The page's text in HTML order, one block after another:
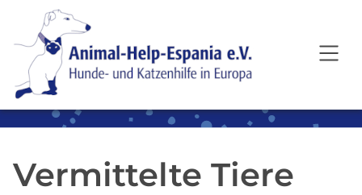
SKIP TO MAIN CONTENT
Vermittelte Tiere